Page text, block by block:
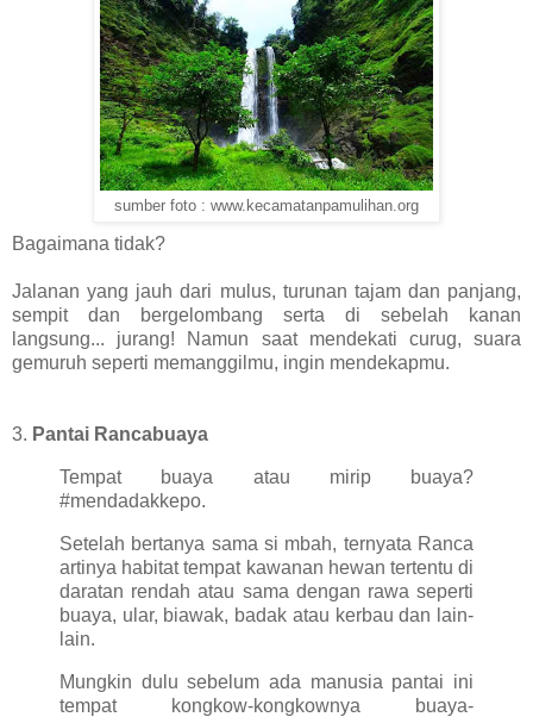
sumber foto : www.kecamatanpamulihan.org
Bagaimana tidak?
Jalanan yang jauh dari mulus, turunan tajam dan panjang,
sempit dan bergelombang serta di sebelah kanan
langsung... jurang! Namun saat mendekati curug, suara
gemuruh seperti memanggilmu, ingin mendekapmu.
3. Pantai Rancabuaya
Tempat buaya atau mirip buaya?
#mendadakkepo.
Setelah bertanya sama si mbah, ternyata Ranca
artinya habitat tempat kawanan hewan tertentu di
daratan rendah atau sama dengan rawa seperti
buaya, ular, biawak, badak atau kerbau dan lain-
lain.
Mungkin dulu sebelum ada manusia pantai ini
tempat kongkow-kongkownya buaya-